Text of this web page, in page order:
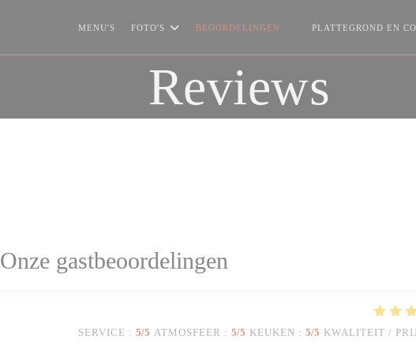
MENU'S FOTO'S
BEOORDELINGEN
PLATTEGROND EN
Reviews
Onze gastbeoordelingen
SERVICE : 5/5 ATMOSFEER : 5/5 KEUKEN : 5/5 KWALITEIT /